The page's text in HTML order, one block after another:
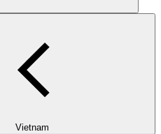
Vietnam